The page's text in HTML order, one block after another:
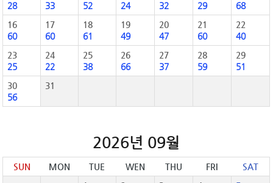
28
33
52
24
32
29
68
16
60
17
60
18
61
19
49
20
47
21
60
22
40
23
25
24
22
25
38
26
66
27
37
28
59
29
51
30
56
31
2026년 09월
SUN MON TUE WEN THU FRI
SAT